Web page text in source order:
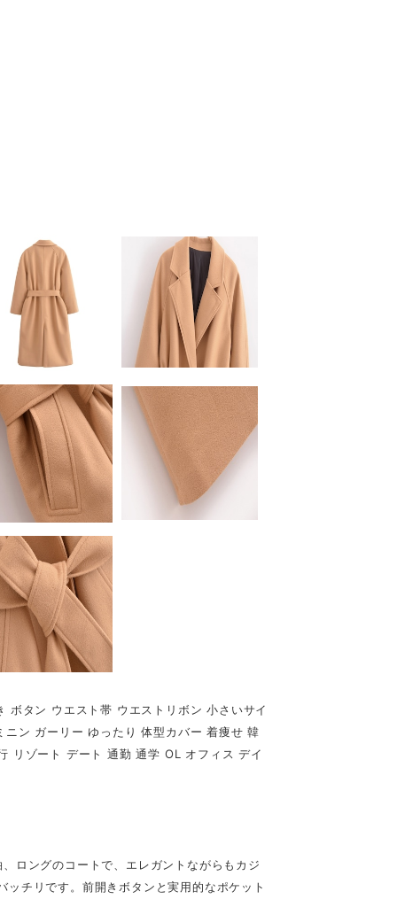
ボタン ウエスト帯 ウエストリボン 小さいサイ
ン ガーリー ゆったり 体型カバー 着痩せ 韓
リゾート デート 通勤 通学 OL オフィス デイ
ロングのコートで、エレガントながらもカジ
チリです。前開きボタンと実用的なポケット